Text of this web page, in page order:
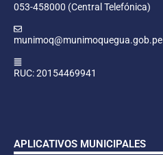
053-458000 (Central Telefónica)
munimoq@munimoquegua.gob.pe
RUC: 20154469941
APLICATIVOS MUNICIPALES